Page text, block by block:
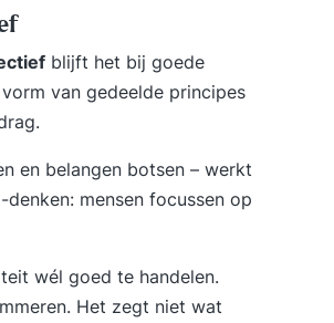
blijft het bij goede
van gedeelde principes
en belangen botsen – werkt
mensen focussen op
wél goed te handelen.
Het zegt niet wat